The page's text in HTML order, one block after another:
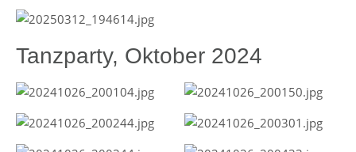
Tanzparty, Oktober 2024